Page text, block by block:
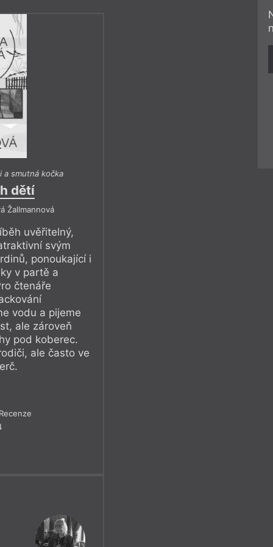
a smutná kočka
dětí
Žallmannová
uvěřitelný,
svým
ponoukající i
v partě a
čtenáře
vodu a pijeme
ale zároveň
pod koberec.
ale často ve